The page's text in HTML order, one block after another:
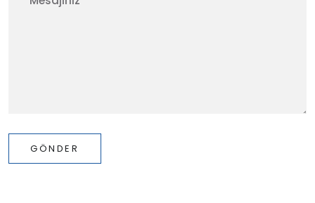
GÖNDER